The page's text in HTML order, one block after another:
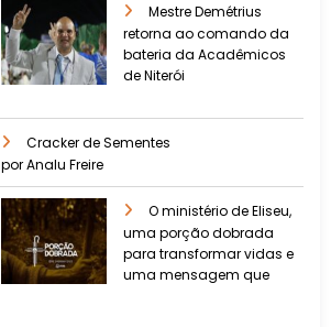
Mestre Demétrius
retorna ao comando da
bateria da Acadêmicos
de Niterói
Cracker de Sementes
por Analu Freire
O ministério de Eliseu,
uma porção dobrada
para transformar vidas e
uma mensagem que